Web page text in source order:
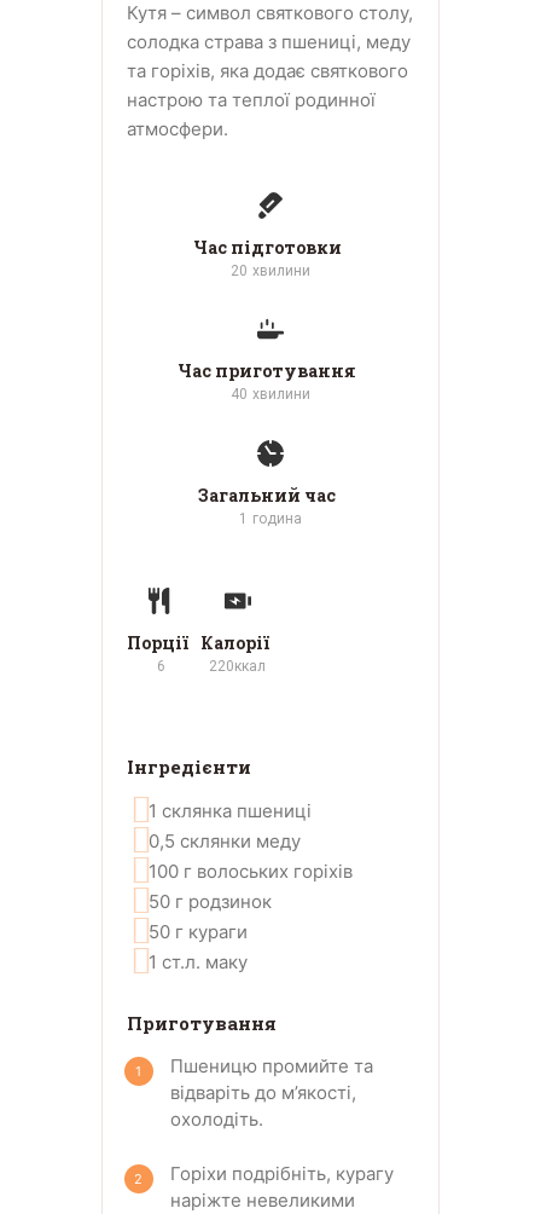
Кутя – символ святкового столу,
солодка страва з пшениці, меду
та горіхів, яка додає святкового
настрою та теплої родинної
атмосфери.
Час підготовки
20 хвилини
Час приготування
40 хвилини
Загальний час
1 година
Порції
6
Калорії
220ккал
Інгредієнти
1 склянка пшениці
0,5 склянки меду
100 г волоських горіхів
50 г родзинок
50 г кураги
1 ст.л. маку
Приготування
Пшеницю промийте та
відваріть до м’якості,
охолодіть.
Горіхи подрібніть, курагу
наріжте невеликими